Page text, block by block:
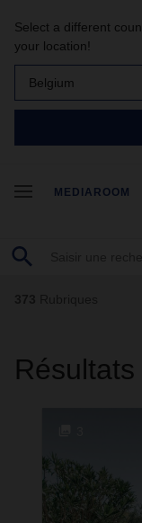
Select a different
your location!
Belgium
MEDIAROOM
Résultats